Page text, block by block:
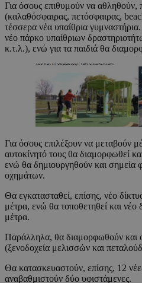
Για όσους επιθυμούν να αθληθούν,
(καλαθόσφαιρας, πετόσφαιρας,
τέσσερα νέα υπαίθρια
νέο πάρκο υπαίθριων
κ.τ.λ.), ενώ για τα παιδιά θα
Για όσους επιλέξουν να μεταβούν
αυτοκίνητό τους θα διαμορφωθεί
ενώ θα δημιουργηθούν και σημεία
οχημάτων.
Θα εγκατασταθεί, επίσης, νέο
μέτρα, ενώ θα τοποθετηθεί και
μέτρα.
Παράλληλα, θα διαμορφωθούν και
(ξενοδοχεία μελισσών και
Θα κατασκευαστούν, επίσης, 12
αναβαθμιστούν δύο υφιστάμενες.